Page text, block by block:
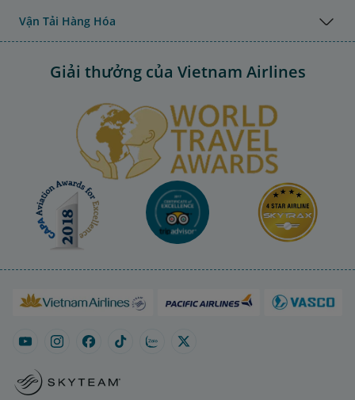
Vận Tải Hàng Hóa
Giải thưởng của Vietnam Airlines